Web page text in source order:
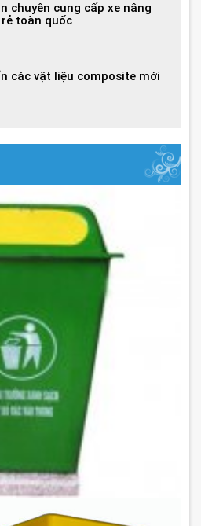
chuyên cung cấp xe nâng
toàn quốc
các vật liệu composite mới